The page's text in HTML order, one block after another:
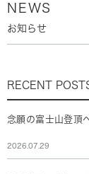
NEWS
お知らせ
RECENT
念願の富士山登頂
2026.07.29